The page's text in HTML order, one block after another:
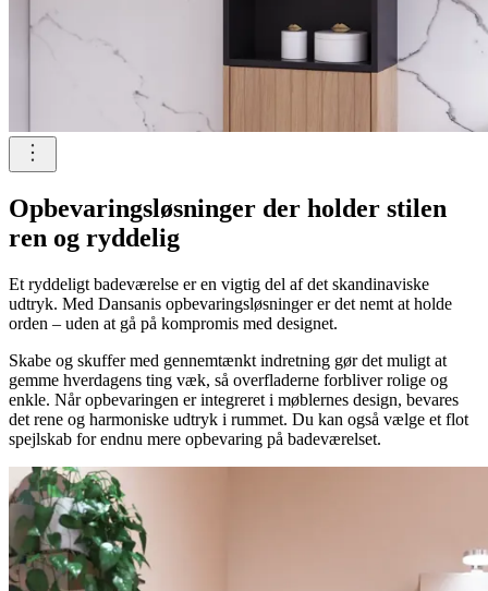
Opbevaringsløsninger der holder stilen
ren og ryddelig
Et ryddeligt badeværelse er en vigtig del af det skandinaviske
udtryk. Med Dansanis opbevaringsløsninger er det nemt at holde
orden – uden at gå på kompromis med designet.
Skabe og skuffer med gennemtænkt indretning gør det muligt at
gemme hverdagens ting væk, så overfladerne forbliver rolige og
enkle. Når opbevaringen er integreret i møblernes design, bevares
det rene og harmoniske udtryk i rummet. Du kan også vælge et flot
spejlskab for endnu mere opbevaring på badeværelset.